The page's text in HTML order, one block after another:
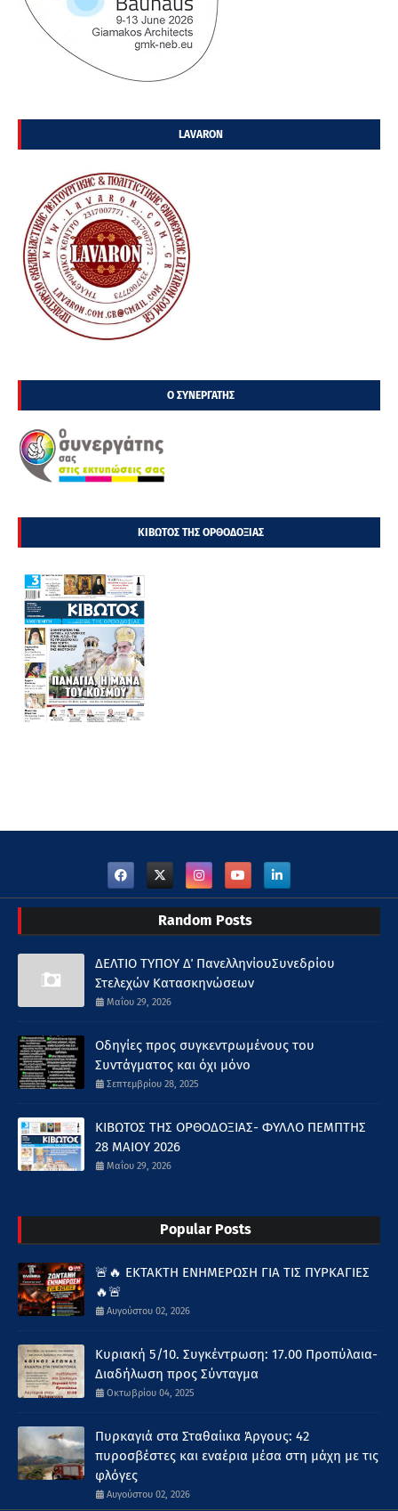
LAVARON
Ο ΣΥΝΕΡΓΑΤΗΣ
ΚΙΒΩΤΟΣ ΤΗΣ ΟΡΘΟΔΟΞΙΑΣ
Random Posts
ΔΕΛΤΙΟ ΤΥΠΟΥ Δ΄ ΠανελληνίουΣυνεδρίου
Στελεχών Κατασκηνώσεων
Μαΐου 29, 2026
Οδηγίες προς συγκεντρωμένους του
Συντάγματος και όχι μόνο
Σεπτεμβρίου 28, 2025
ΚΙΒΩΤΟΣ ΤΗΣ ΟΡΘΟΔΟΞΙΑΣ- ΦΥΛΛΟ ΠΕΜΠΤΗΣ
28 ΜΑΙΟΥ 2026
Μαΐου 29, 2026
Popular Posts
🚨🔥 ΕΚΤΑΚΤΗ ΕΝΗΜΕΡΩΣΗ ΓΙΑ ΤΙΣ ΠΥΡΚΑΓΙΕΣ
🔥🚨
Αυγούστου 02, 2026
Κυριακή 5/10. Συγκέντρωση: 17.00 Προπύλαια-
Διαδήλωση προς Σύνταγμα
Οκτωβρίου 04, 2025
Πυρκαγιά στα Σταθαίικα Άργους: 42
πυροσβέστες και εναέρια μέσα στη μάχη με τις
φλόγες
Αυγούστου 02, 2026